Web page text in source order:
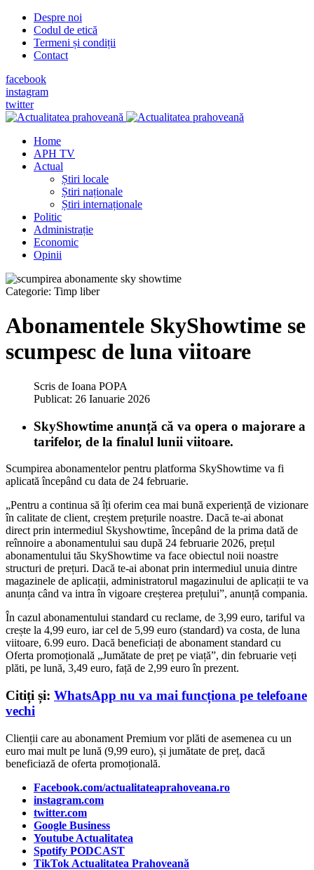
Despre noi
Codul de etică
Termeni și condiții
Contact
facebook
instagram
twitter
Home
APH TV
Actual
Știri locale
Știri naționale
Știri internaționale
Politic
Administrație
Economic
Opinii
Categorie: Timp liber
Abonamentele SkyShowtime se
scumpesc de luna viitoare
Scris de Ioana POPA
Publicat: 26 Ianuarie 2026
SkyShowtime anunță că va opera o majorare a
tarifelor, de la finalul lunii viitoare.
Scumpirea abonamentelor pentru platforma SkyShowtime va fi
aplicată începând cu data de 24 februarie.
„Pentru a continua să îți oferim cea mai bună experiență de vizionare
în calitate de client, creștem prețurile noastre. Dacă te-ai abonat
direct prin intermediul Skyshowtime, începând de la prima dată de
reînnoire a abonamentului sau după 24 februarie 2026, prețul
abonamentului tău SkyShowtime va face obiectul noii noastre
structuri de prețuri. Dacă te-ai abonat prin intermediul unuia dintre
magazinele de aplicații, administratorul magazinului de aplicații te va
anunța când va intra în vigoare creșterea prețului”, anunță compania.
În cazul abonamentului standard cu reclame, de 3,99 euro, tariful va
crește la 4,99 euro, iar cel de 5,99 euro (standard) va costa, de luna
viitoare, 6.99 euro. Dacă beneficiați de abonament standard cu
Oferta promoțională „Jumătate de preț pe viață”, din februarie veți
plăti, pe lună, 3,49 euro, față de 2,99 euro în prezent.
Citiți și: WhatsApp nu va mai funcționa pe telefoane
vechi
Clienții care au abonament Premium vor plăti de asemenea cu un
euro mai mult pe lună (9,99 euro), și jumătate de preț, dacă
beneficiază de oferta promoțională.
Facebook.com/actualitateaprahoveana.ro
instagram.com
twitter.com
Google Business
Youtube Actualitatea
Spotify PODCAST
TikTok Actualitatea Prahoveană